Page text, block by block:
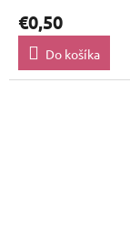
€0,50
Do košíka